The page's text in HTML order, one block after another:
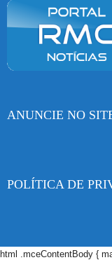
ANUNCIE NO
POLÍTICA DE
html .mceContentBody {